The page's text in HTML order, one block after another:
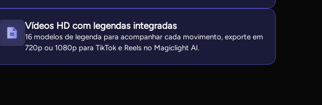
Vídeos HD com legendas integradas
16 modelos de legenda para acompanhar cada movimento, exporte em
720p ou 1080p para TikTok e Reels no Magiclight AI.